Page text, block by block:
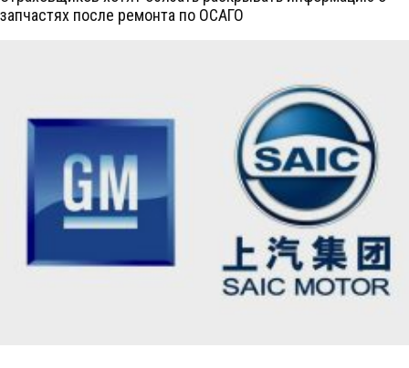
запчастях после ремонта по ОСАГО